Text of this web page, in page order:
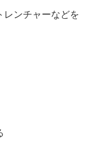
レンチャーなどを